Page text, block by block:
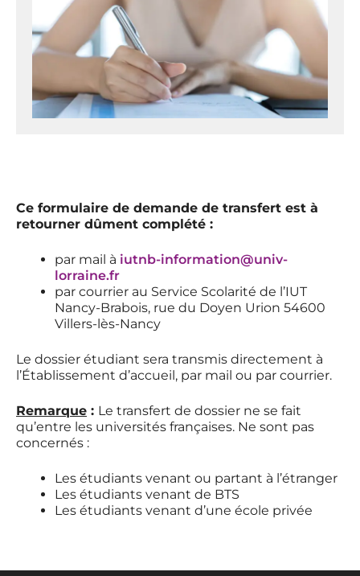
Ce formulaire de demande de transfert est à
retourner dûment complété :
par mail à iutnb-information@univ-
lorraine.fr
par courrier au Service Scolarité de l’IUT
Nancy-Brabois, rue du Doyen Urion 54600
Villers-lès-Nancy
Le dossier étudiant sera transmis directement à
l’Établissement d’accueil, par mail ou par courrier.
Remarque : Le transfert de dossier ne se fait
qu’entre les universités françaises. Ne sont pas
concernés :
Les étudiants venant ou partant à l’étranger
Les étudiants venant de BTS
Les étudiants venant d’une école privée